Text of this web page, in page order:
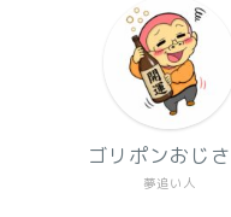
夢追い人
ゴリポンおじ